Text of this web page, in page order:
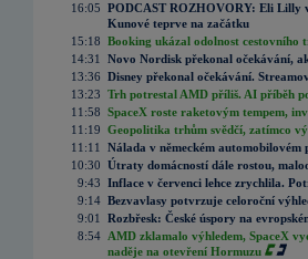
16:05 PODCAST ROZHOVORY: Eli Lilly
Kunové teprve na začátku
15:18 Booking ukázal odolnost cestovního
14:31
Novo Nordisk překonal očekávání,
13:36 Disney překonal očekávání.
13:23 Trh potrestal AMD příliš. AI příběh
11:58 SpaceX roste raketovým tempem,
11:19 Geopolitika trhům svědčí, zatímco
11:11
Nálada v německém automobilovém
10:30 Útraty domácností dále rostou,
9:43 Inflace v červenci lehce zrychlila.
9:14 Bezvavlasy potvrzuje celoroční
9:01
Rozbřesk: České úspory na
8:54 AMD zklamalo výhledem, SpaceX
naděje na otevření Hormuzu